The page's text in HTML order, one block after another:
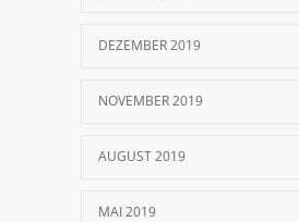
DEZEMBER 2019
NOVEMBER 2019
AUGUST 2019
MAI 2019